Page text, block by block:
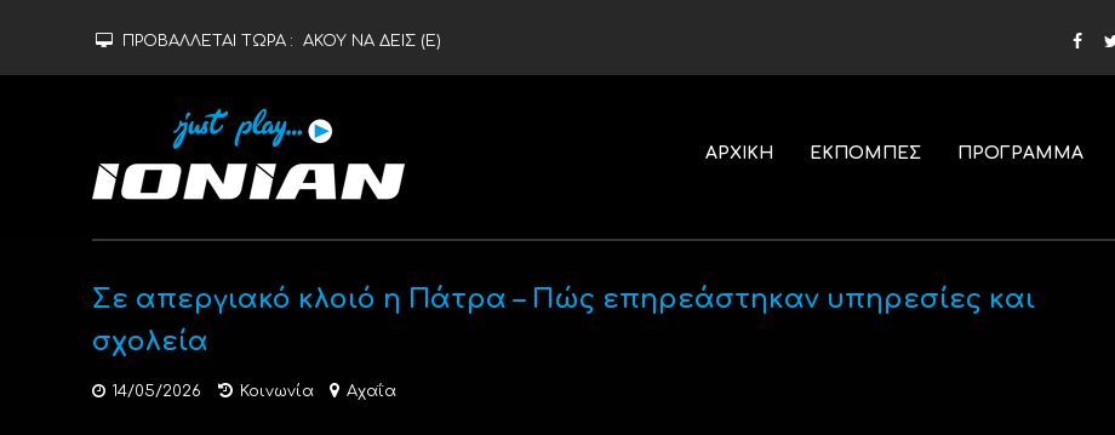
ΠΡΟΒΑΛΛΕΤΑΙ ΤΩΡΑ : ΑΚΟΥ ΝΑ ΔΕΙΣ (Ε)
ΑΡΧΙΚΗ ΕΚΠΟΜΠΕΣ ΠΡΟΓΡΑΜΜΑ
Σε απεργιακό κλοιό η Πάτρα – Πώς επηρεάστηκαν υπηρεσίες και
σχολεία
14/05/2026 Κοινωνία Αχαΐα